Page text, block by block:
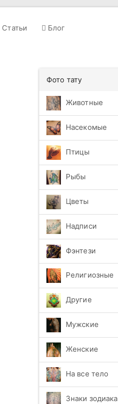
Статьи Блог
Фото тату
Животные
Насекомые
Птицы
Рыбы
Цветы
Надписи
Фэнтези
Религиозные
Другие
Мужские
Женские
На все тело
Знаки зодиака